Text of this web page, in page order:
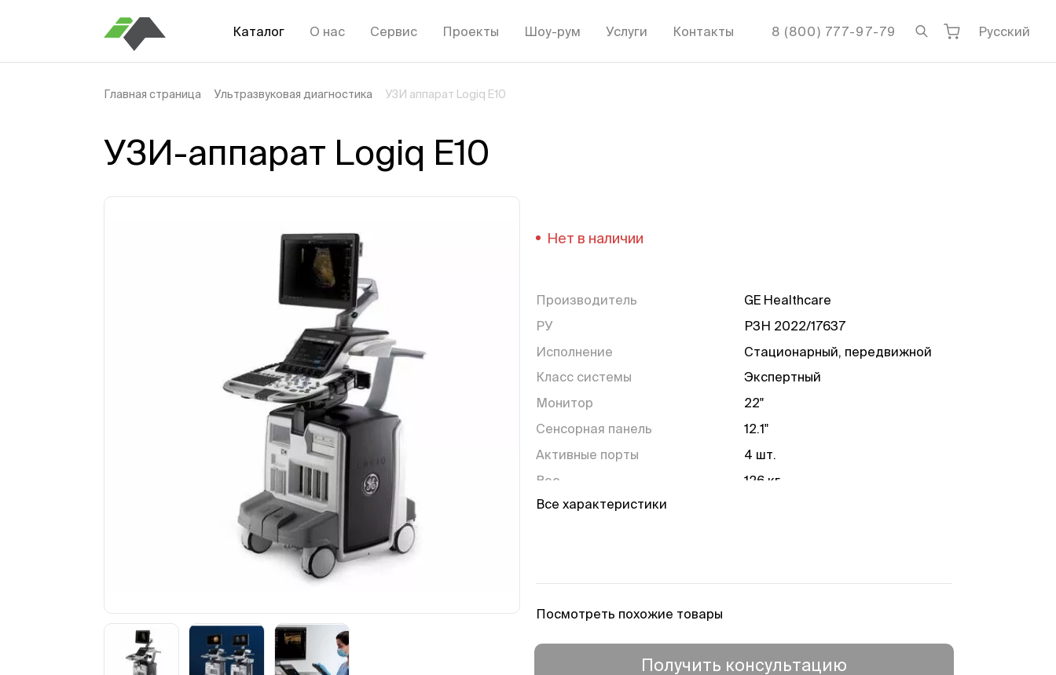
Каталог О нас Сервис Проекты Шоу-рум Услуги Контакты 8 (800) 777-97-79 Русский
Главная страница Ультразвуковая диагностика УЗИ аппарат Logiq E10
УЗИ-аппарат Logiq E10
Нет в наличии
Производитель
GE Healthcare
РУ
РЗН 2022/17637
Исполнение
Стационарный, передвижной
Класс системы
Экспертный
Монитор
22"
Сенсорная панель
12.1"
Активные порты
4 шт.
Вес
126 кг
Гарантия
Все характеристики
Посмотреть похожие товары
Получить консультацию